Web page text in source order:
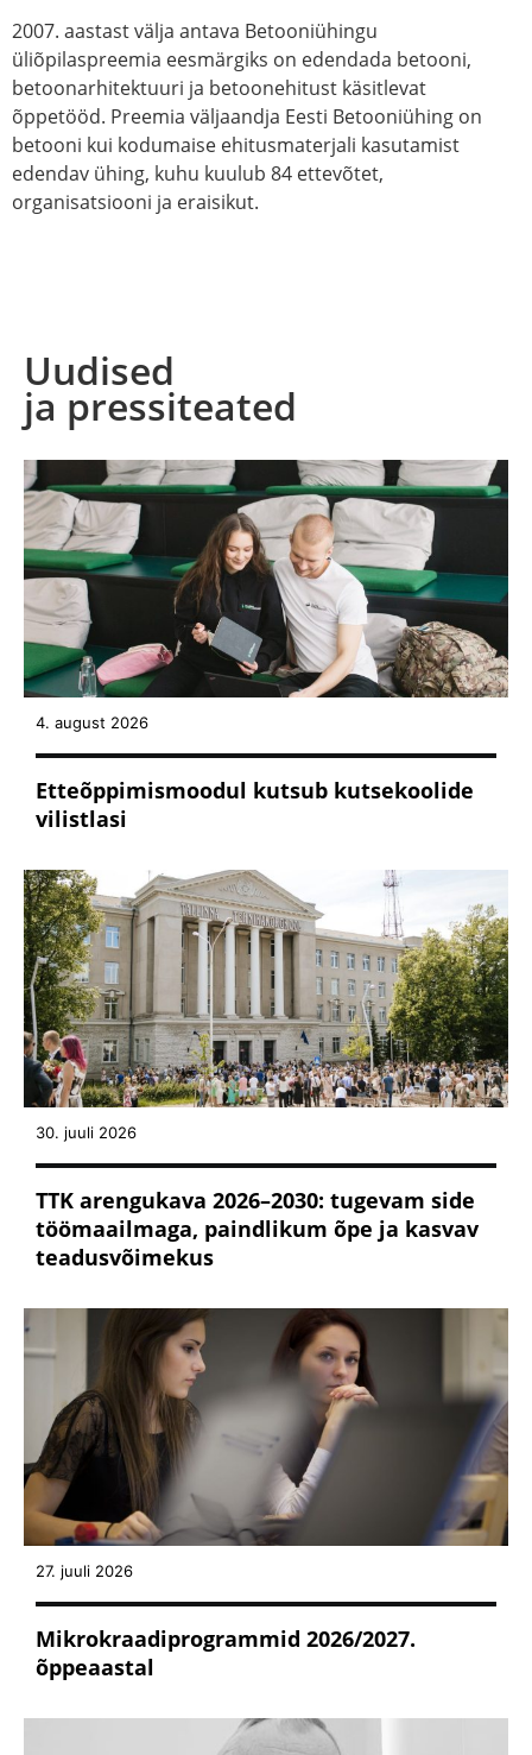
2007. aastast välja antava Betooniühingu
üliõpilaspreemia eesmärgiks on edendada betooni,
betoonarhitektuuri ja betoonehitust käsitlevat
õppetööd. Preemia väljaandja Eesti Betooniühing on
betooni kui kodumaise ehitusmaterjali kasutamist
edendav ühing, kuhu kuulub 84 ettevõtet,
organisatsiooni ja eraisikut.
Uudised
ja pressiteated
4. august 2026
Etteõppimismoodul kutsub kutsekoolide
vilistlasi
30. juuli 2026
TTK arengukava 2026–2030: tugevam side
töömaailmaga, paindlikum õpe ja kasvav
teadusvõimekus
27. juuli 2026
Mikrokraadiprogrammid 2026/2027.
õppeaastal